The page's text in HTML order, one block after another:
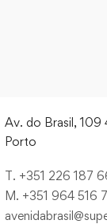
Av. do Brasil, 109
Porto
T. +351 226 187
M. +351 964 516